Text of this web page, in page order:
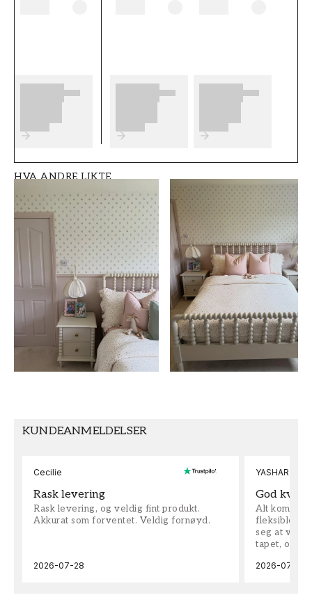
Produktdetaljer
FT05B6-1039401-0
MERKEVARE
Landlig, Svensk
BREDDE (m) HØYDE (m)
10,05
MØNSTER
Blomstret
SAMLING
Scandza
FARGE
Rosa
MØNSTERHØYDE (cm)
50
HVA ANDRE LIKTE
KUNDEANMELDELSER
Cecilie
Rask levering
Rask levering, og veldig fint produkt.
Akkurat som forventet. Veldig fornøyd.
2026-07-28
YASHAR
God
Alt kom
fleksible på
seg at vi
tapet, og
2026-07-04